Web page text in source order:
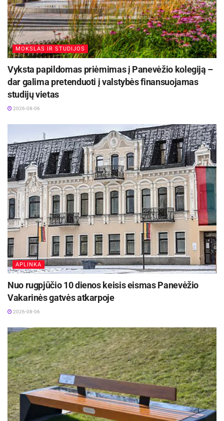
jaunuosius sportininkus.
MOKSLAS IR STUDIJOS
Vyksta papildomas priėmimas į Panevėžio kolegiją –
dar galima pretenduoti į valstybės finansuojamas
studijų vietas
2026-08-06
APLINKA
Nuo rugpjūčio 10 dienos keisis eismas Panevėžio
Vakarinės gatvės atkarpoje
2026-08-06